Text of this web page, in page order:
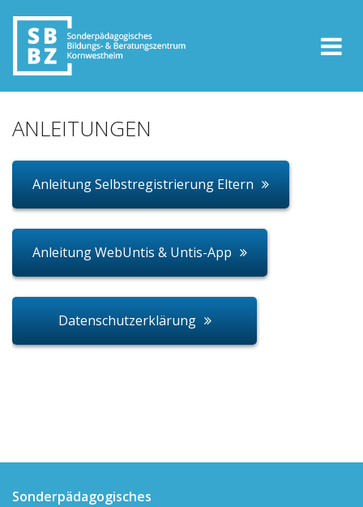
ANLEITUNGEN
Anleitung Selbstregistrierung Eltern
Anleitung WebUntis & Untis-App
Datenschutzerklärung
Sonderpädagogisches